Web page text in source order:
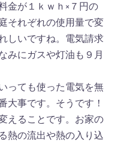
金が１ｋｗｈ×７円の
それぞれの使用量で変
しいですね。電気請求
みにガスや灯油も９月
っても使った電気を無
大事です。そうです！
えることです。お家の
熱の流出や熱の入り込